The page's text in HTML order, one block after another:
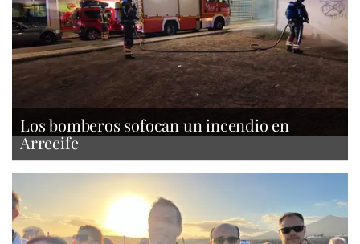
Los bomberos sofocan un incendio en
Arrecife